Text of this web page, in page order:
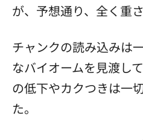
が、予想通り、全く重
チャンクの読み込みは
なバイオームを見渡し
の低下やカクつきは一
た。